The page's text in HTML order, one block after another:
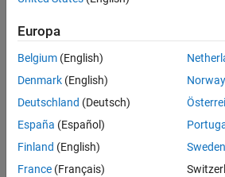
Wi-Fi 8 Packet Error Rate
Based Format with DRUs
Measure the packet error rate of a Wi-
How useful was this
Europa
Belgium (English)
Denmark (English)
Deutschland (Deutsch)
España (Español)
Finland (English)
France (Français)
Norway
Sweden